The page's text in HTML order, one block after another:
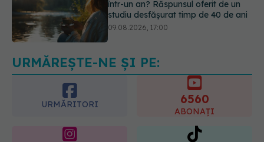
Reclamele din platformele medicale
AI pot influența prescrierea
medicamentelor
URMĂREȘTE-NE ȘI PE:
URMĂRITORI 6560
ABONAȚI